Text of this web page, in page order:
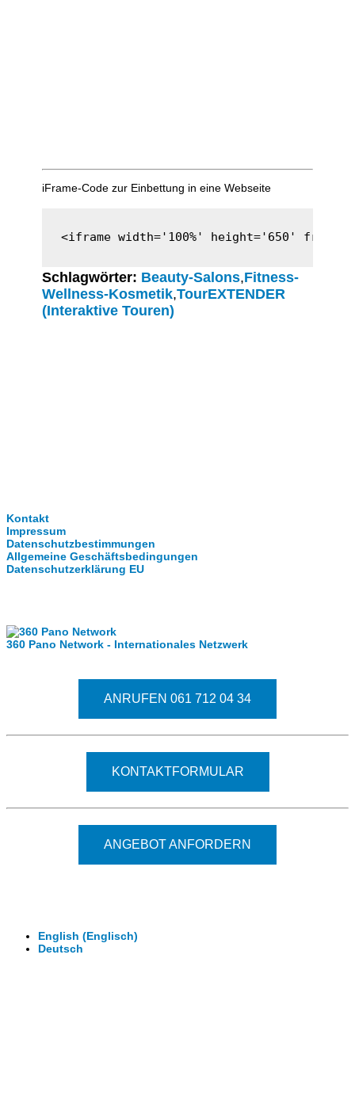
iFrame-Code zur Einbettung in eine Webseite
<iframe width='100%' height='650'
Schlagwörter: Beauty-Salons,Fitness-
Wellness-Kosmetik,TourEXTENDER
(Interaktive Touren)
Kontakt
Impressum
Datenschutzbestimmungen
Allgemeine Geschäftsbedingungen
Datenschutzerklärung EU
360 Pano Network - Internationales Netzwerk
ANRUFEN 061 712 04 34
KONTAKTFORMULAR
ANGEBOT ANFORDERN
English (Englisch)
Deutsch